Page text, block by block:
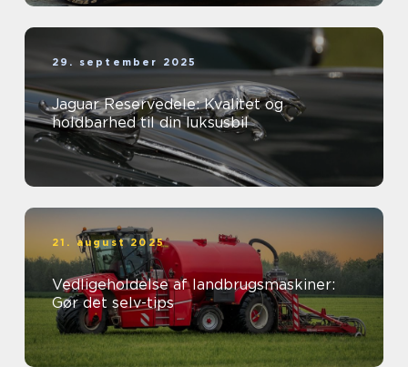
29. september 2025
Jaguar Reservedele: Kvalitet og
holdbarhed til din luksusbil
21. august 2025
Vedligeholdelse af landbrugsmaskiner:
Gør det selv-tips